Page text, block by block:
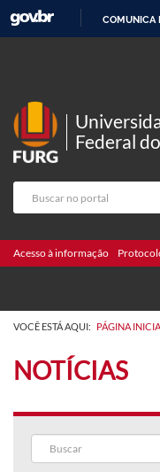
COMUNICA
Federal
Acesso à informação
VOCÊ ESTÁ AQUI: PÁGINA
NOTÍCIAS